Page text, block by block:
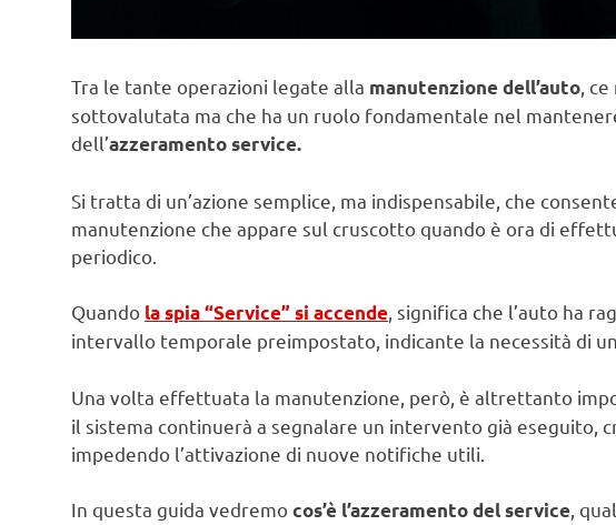
Tra le tante operazioni legate alla manutenzione dell’auto, ce
sottovalutata ma che ha un ruolo fondamentale nel
dell’azzeramento service.
Si tratta di un’azione semplice, ma indispensabile, che
manutenzione che appare sul cruscotto quando è ora di
periodico.
Quando la spia “Service” si accende, significa che l’auto ha
intervallo temporale preimpostato, indicante la necessità di
Una volta effettuata la manutenzione, però, è altrettanto
il sistema continuerà a segnalare un intervento già eseguito,
impedendo l’attivazione di nuove notifiche utili.
In questa guida vedremocos’è l’azzeramento del service,